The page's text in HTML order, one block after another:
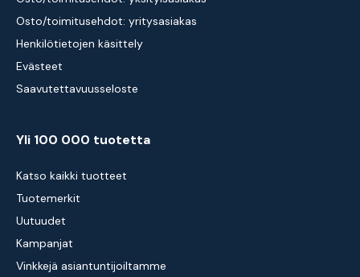
Osto/toimitusehdot: yritysasiakas
Henkilötietojen käsittely
Evästeet
Saavutettavuusseloste
Yli 100 000 tuotetta
Katso kaikki tuotteet
Tuotemerkit
Uutuudet
Kampanjat
Vinkkejä asiantuntijoiltamme